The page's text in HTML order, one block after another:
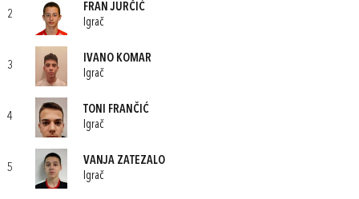
2
FRAN JURČIĆ
Igrač
3
IVANO KOMAR
Igrač
4
TONI FRANČIĆ
Igrač
5
VANJA ZATEZALO
Igrač